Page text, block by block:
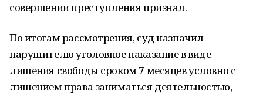
совершении преступления признал.
По итогам рассмотрения, суд назначил
нарушителю уголовное наказание в виде
лишения свободы сроком 7 месяцев условно с
лишением права заниматься деятельностью,